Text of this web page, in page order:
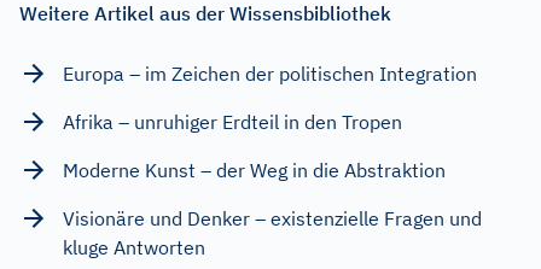
Weitere Artikel aus der Wissensbibliothek
Europa – im Zeichen der politischen Integration
Afrika – unruhiger Erdteil in den Tropen
Moderne Kunst – der Weg in die Abstraktion
Visionäre und Denker – existenzielle Fragen und
kluge Antworten